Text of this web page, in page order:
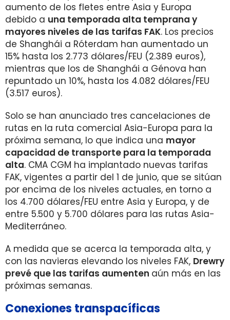
aumento de los fletes entre Asia y Europa
debido a una temporada alta temprana y
mayores niveles de las tarifas FAK. Los precios
de Shanghái a Róterdam han aumentado un
15% hasta los 2.773 dólares/FEU (2.389 euros),
mientras que los de Shanghái a Génova han
repuntado un 10%, hasta los 4.082 dólares/FEU
(3.517 euros).
Solo se han anunciado tres cancelaciones de
rutas en la ruta comercial Asia-Europa para la
próxima semana, lo que indica una mayor
capacidad de transporte para la temporada
alta. CMA CGM ha implantado nuevas tarifas
FAK, vigentes a partir del 1 de junio, que se sitúan
por encima de los niveles actuales, en torno a
los 4.700 dólares/FEU entre Asia y Europa, y de
entre 5.500 y 5.700 dólares para las rutas Asia-
Mediterráneo.
A medida que se acerca la temporada alta, y
con las navieras elevando los niveles FAK, Drewry
prevé que las tarifas aumenten aún más en las
próximas semanas.
Conexiones transpacíficas